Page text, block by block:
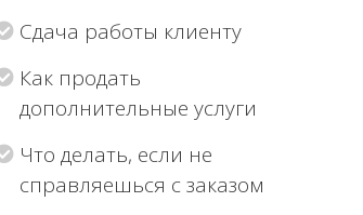
Сдача работы клиенту
Как продать
дополнительные услуги
Что делать, если не
справляешься с заказом